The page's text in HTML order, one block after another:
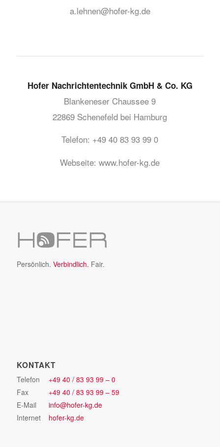
a.lehnen@hofer-kg.de
Hofer Nachrichtentechnik GmbH & Co. KG
Blankeneser Chaussee 9
22869 Schenefeld bei Hamburg
Telefon: +49 40 83 93 99 0
Webseite: www.hofer-kg.de
Persönlich. Verbindlich. Fair.
KONTAKT
Telefon
+49 40 / 83 93 99 – 0
Fax
+49 40 / 83 93 99 – 59
E-Mail
info@hofer-kg.de
Internet
hofer-kg.de